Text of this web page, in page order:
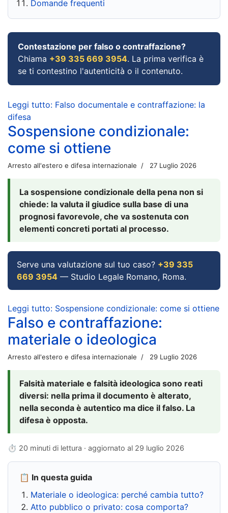
Domande frequenti
Contestazione per falso o contraffazione?
Chiama +39 335 669 3954. La prima verifica è
se ti contestino l'autenticità o il contenuto.
Leggi tutto: Falso documentale e contraffazione: la
difesa
Sospensione condizionale:
come si ottiene
Arresto all'estero e difesa internazionale 27 Luglio 2026
La sospensione condizionale della pena non si
chiede: la valuta il giudice sulla base di una
prognosi favorevole, che va sostenuta con
elementi concreti portati al processo.
Serve una valutazione sul tuo caso? +39 335
669 3954 — Studio Legale Romano, Roma.
Leggi tutto: Sospensione condizionale: come si ottiene
Falso e contraffazione:
materiale o ideologica
Arresto all'estero e difesa internazionale 29 Luglio 2026
Falsità materiale e falsità ideologica sono reati
diversi: nella prima il documento è alterato,
nella seconda è autentico ma dice il falso. La
difesa è opposta.
⏱ 20 minuti di lettura · aggiornato al 29 luglio 2026
📋 In questa guida
Materiale o ideologica: perché cambia tutto?
Atto pubblico o privato: cosa comporta?